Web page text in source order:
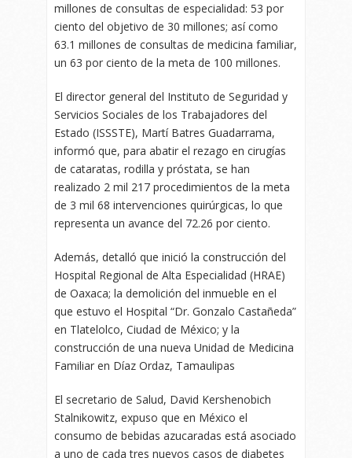
millones de consultas de especialidad: 53 por
ciento del objetivo de 30 millones; así como
63.1 millones de consultas de medicina familiar,
un 63 por ciento de la meta de 100 millones.
El director general del Instituto de Seguridad y
Servicios Sociales de los Trabajadores del
Estado (ISSSTE), Martí Batres Guadarrama,
informó que, para abatir el rezago en cirugías
de cataratas, rodilla y próstata, se han
realizado 2 mil 217 procedimientos de la meta
de 3 mil 68 intervenciones quirúrgicas, lo que
representa un avance del 72.26 por ciento.
Además, detalló que inició la construcción del
Hospital Regional de Alta Especialidad (HRAE)
de Oaxaca; la demolición del inmueble en el
que estuvo el Hospital “Dr. Gonzalo Castañeda”
en Tlatelolco, Ciudad de México; y la
construcción de una nueva Unidad de Medicina
Familiar en Díaz Ordaz, Tamaulipas
El secretario de Salud, David Kershenobich
Stalnikowitz, expuso que en México el
consumo de bebidas azucaradas está asociado
a uno de cada tres nuevos casos de diabetes